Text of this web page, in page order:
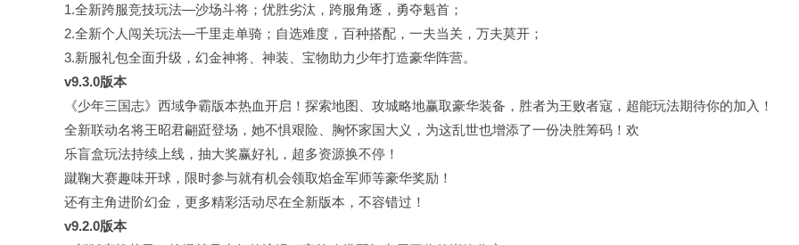
1.全新跨服竞技玩法—沙场斗将；优胜劣汰，跨服角逐，勇夺魁首；
2.全新个人闯关玩法—千里走单骑；自选难度，百种搭配，一夫当关，万夫莫开；
3.新服礼包全面升级，幻金神将、神装、宝物助力少年打造豪华阵营。
v9.3.0版本
《少年三国志》西域争霸版本热血开启！探索地图、攻城略地赢取豪华装备，胜者为王败者寇，超能玩法期待你的加入！
全新联动名将王昭君翩跹登场，她不惧艰险、胸怀家国大义，为这乱世也增添了一份决胜筹码！欢
乐盲盒玩法持续上线，抽大奖赢好礼，超多资源换不停！
蹴鞠大赛趣味开球，限时参与就有机会领取焰金军师等豪华奖励！
还有主角进阶幻金，更多精彩活动尽在全新版本，不容错过！
v9.2.0版本